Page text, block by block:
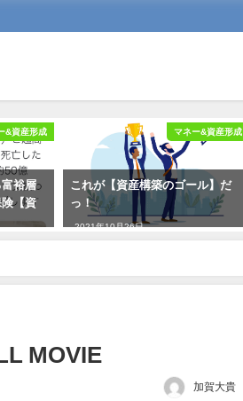
&資産形成
裕層
【資
マネー&資産形成
これが【資産構築のゴール】だ
っ！
2021年10月26日
MOVIE
加賀大貴